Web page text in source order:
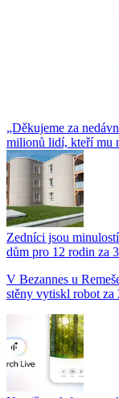
„Děkujeme za
milionů lidí, kteří mu
Zedníci jsou
dům pro 12 rodin za
V Bezannes u
stěny vytiskl robot